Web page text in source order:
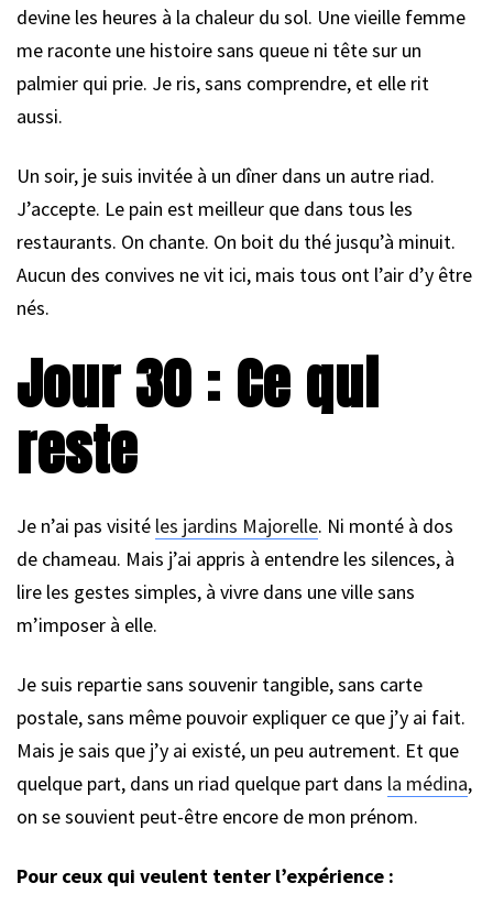
devine les heures à la chaleur du sol. Une vieille femme
me raconte une histoire sans queue ni tête sur un
palmier qui prie. Je ris, sans comprendre, et elle rit
aussi.
Un soir, je suis invitée à un dîner dans un autre riad.
J’accepte. Le pain est meilleur que dans tous les
restaurants. On chante. On boit du thé jusqu’à minuit.
Aucun des convives ne vit ici, mais tous ont l’air d’y être
nés.
Jour 30 : Ce qui
reste
Je n’ai pas visité les jardins Majorelle. Ni monté à dos
de chameau. Mais j’ai appris à entendre les silences, à
lire les gestes simples, à vivre dans une ville sans
m’imposer à elle.
Je suis repartie sans souvenir tangible, sans carte
postale, sans même pouvoir expliquer ce que j’y ai fait.
Mais je sais que j’y ai existé, un peu autrement. Et que
quelque part, dans un riad quelque part dans la médina,
on se souvient peut-être encore de mon prénom.
Pour ceux qui veulent tenter l’expérience :